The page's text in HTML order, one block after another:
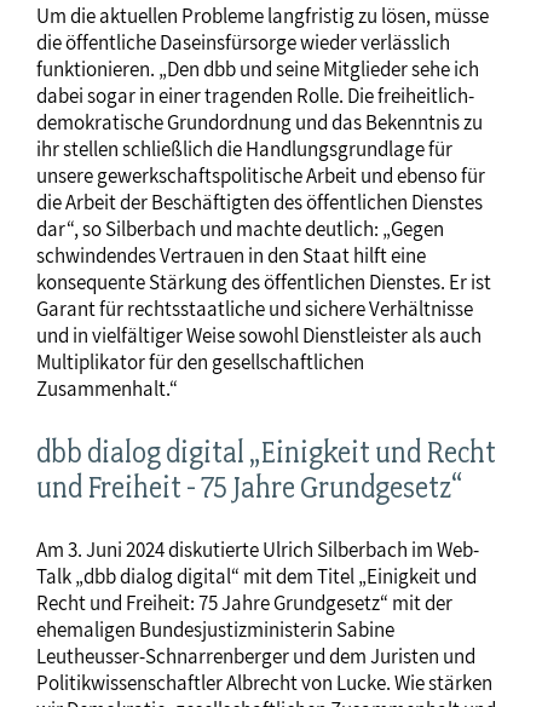
Um die aktuellen Probleme langfristig zu lösen, müsse
die öffentliche Daseinsfürsorge wieder verlässlich
funktionieren. „Den dbb und seine Mitglieder sehe ich
dabei sogar in einer tragenden Rolle. Die freiheitlich-
demokratische Grundordnung und das Bekenntnis zu
ihr stellen schließlich die Handlungsgrundlage für
unsere gewerkschaftspolitische Arbeit und ebenso für
die Arbeit der Beschäftigten des öffentlichen Dienstes
dar“, so Silberbach und machte deutlich: „Gegen
schwindendes Vertrauen in den Staat hilft eine
konsequente Stärkung des öffentlichen Dienstes. Er ist
Garant für rechtsstaatliche und sichere Verhältnisse
und in vielfältiger Weise sowohl Dienstleister als auch
Multiplikator für den gesellschaftlichen
Zusammenhalt.“
dbb dialog digital „Einigkeit und Recht
und Freiheit - 75 Jahre Grundgesetz“
Am 3. Juni 2024 diskutierte Ulrich Silberbach im Web-
Talk „dbb dialog digital“ mit dem Titel „Einigkeit und
Recht und Freiheit: 75 Jahre Grundgesetz“ mit der
ehemaligen Bundesjustizministerin Sabine
Leutheusser-Schnarrenberger und dem Juristen und
Politikwissenschaftler Albrecht von Lucke. Wie stärken